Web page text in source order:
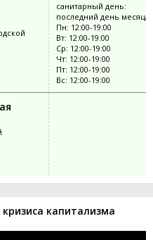
санитарный день:
последний день месяца
Пн: 12:00-19:00
Вт: 12:00-19:00
Ср: 12:00-19:00
Чт: 12:00-19:00
Пт: 12:00-19:00
Вс: 12:00-19:00
капитализма